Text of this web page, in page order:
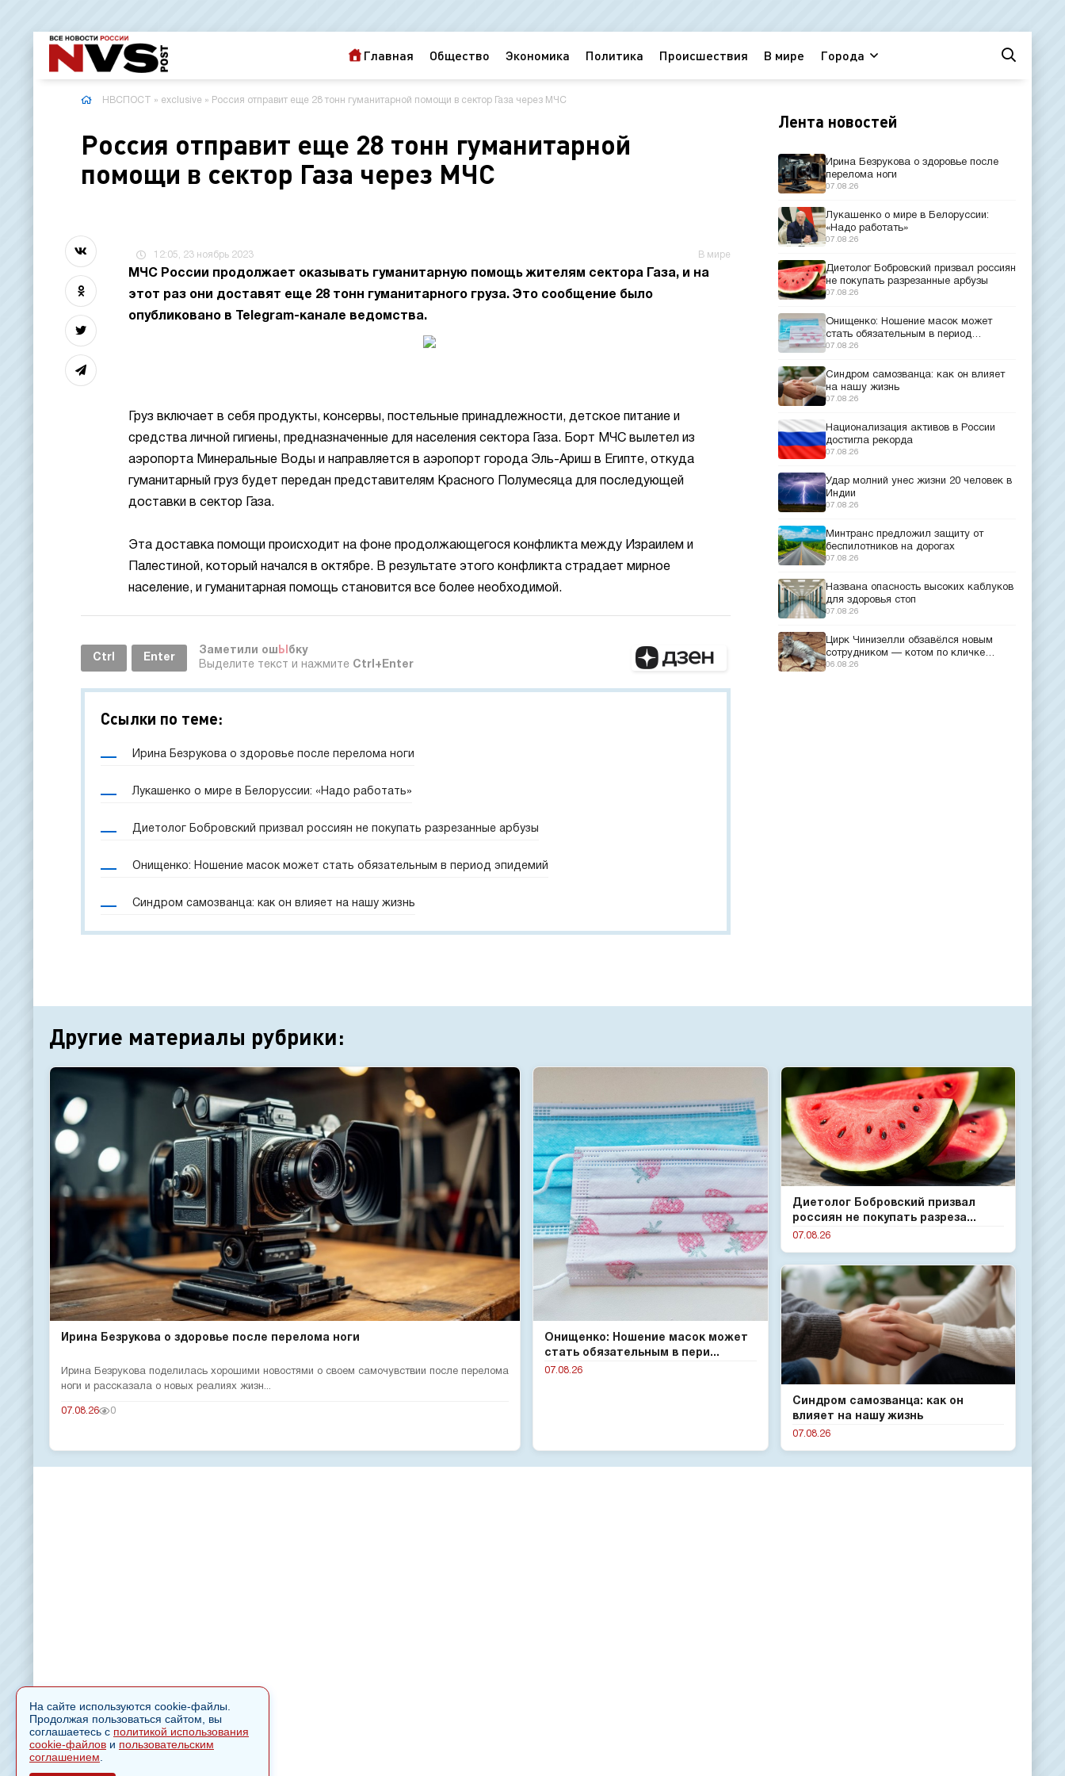
Главная Общество Экономика Политика Происшествия В мире Города
НВСПОСТ » exclusive » Россия отправит еще 28 тонн гуманитарной помощи в сектор Газа через МЧС
Россия отправит еще 28 тонн гуманитарной
помощи в сектор Газа через МЧС
12:05, 23 ноябрь 2023 В мире
МЧС России продолжает оказывать гуманитарную помощь жителям сектора Газа, и на
этот раз они доставят еще 28 тонн гуманитарного груза. Это сообщение было
опубликовано в Telegram-канале ведомства.
Груз включает в себя продукты, консервы, постельные принадлежности, детское питание и
средства личной гигиены, предназначенные для населения сектора Газа. Борт МЧС вылетел из
аэропорта Минеральные Воды и направляется в аэропорт города Эль-Ариш в Египте, откуда
гуманитарный груз будет передан представителям Красного Полумесяца для последующей
доставки в сектор Газа.
Эта доставка помощи происходит на фоне продолжающегося конфликта между Израилем и
Палестиной, который начался в октябре. В результате этого конфликта страдает мирное
население, и гуманитарная помощь становится все более необходимой.
Ctrl Enter
Заметили ош Ы бку
Выделите текст и нажмите Ctrl+Enter
Ссылки по теме:
Ирина Безрукова о здоровье после перелома ноги
Лукашенко о мире в Белоруссии: «Надо работать»
Диетолог Бобровский призвал россиян не покупать разрезанные арбузы
Онищенко: Ношение масок может стать обязательным в период эпидемий
Синдром самозванца: как он влияет на нашу жизнь
Лента новостей
Ирина Безрукова о здоровье после
перелома ноги
07.08.26
Лукашенко о мире в Белоруссии:
«Надо работать»
07.08.26
Диетолог Бобровский призвал россиян
не покупать разрезанные арбузы
07.08.26
Онищенко: Ношение масок может
стать обязательным в период
эпидемий
07.08.26
Синдром самозванца: как он влияет
на нашу жизнь
07.08.26
Национализация активов в России
достигла рекорда
07.08.26
Удар молний унес жизни 20 человек в
Индии
07.08.26
Минтранс предложил защиту от
беспилотников на дорогах
07.08.26
Названа опасность высоких каблуков
для здоровья стоп
07.08.26
Цирк Чинизелли обзавёлся новым
сотрудником — котом по кличке
Манеж из Эрмитажа
06.08.26
Другие материалы рубрики:
Ирина Безрукова о здоровье после перелома ноги
Ирина Безрукова поделилась хорошими новостями о своем самочувствии после перелома
ноги и рассказала о новых реалиях жизн...
07.08.26 0
Диетолог Бобровский призвал
россиян не покупать разреза...
07.08.26
Онищенко: Ношение масок может
стать обязательным в пери...
07.08.26
Синдром самозванца: как он
влияет на нашу жизнь
07.08.26
На сайте используются cookie-файлы.
Продолжая пользоваться сайтом, вы
соглашаетесь с политикой использования
cookie-файлов и пользовательским
соглашением